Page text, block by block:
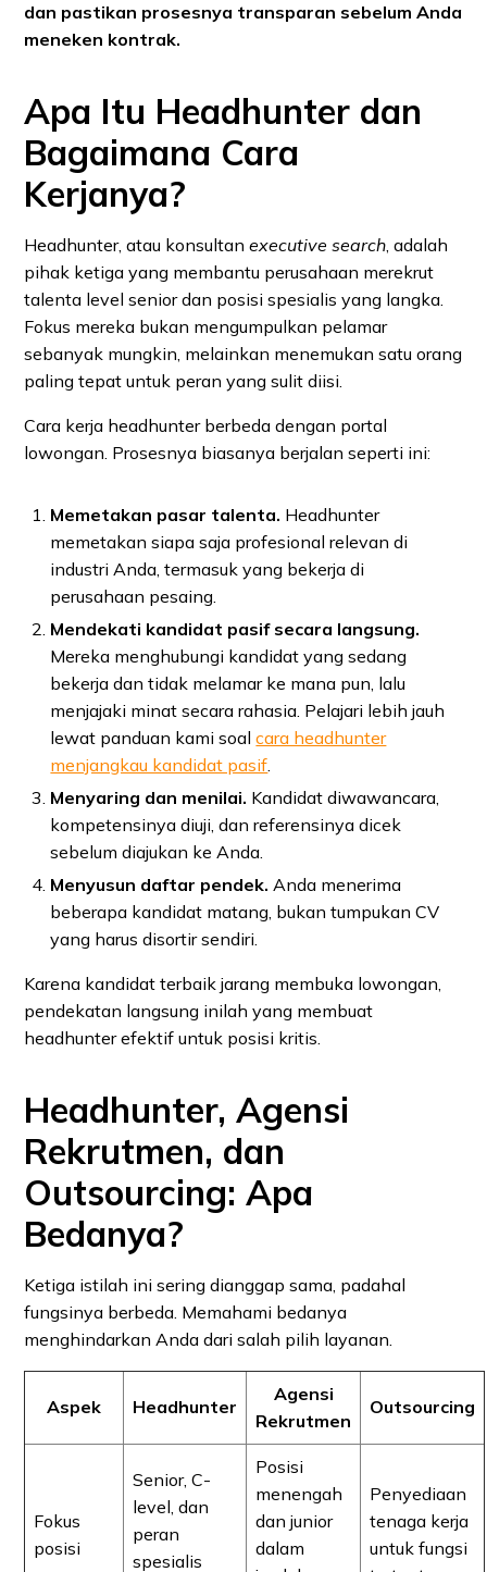
dan pastikan prosesnya transparan sebelum Anda
meneken kontrak.
Apa Itu Headhunter dan
Bagaimana Cara
Kerjanya?
Headhunter, atau konsultanexecutive search , adalah
pihak ketiga yang membantu perusahaan merekrut
talenta level senior dan posisi spesialis yang langka.
Fokus mereka bukan mengumpulkan pelamar
sebanyak mungkin, melainkan menemukan satu orang
paling tepat untuk peran yang sulit diisi.
Cara kerja headhunter berbeda dengan portal
lowongan. Prosesnya biasanya berjalan seperti ini:
Memetakan pasar talenta. Headhunter
memetakan siapa saja profesional relevan di
industri Anda, termasuk yang bekerja di
perusahaan pesaing.
Mendekati kandidat pasif secara langsung.
Mereka menghubungi kandidat yang sedang
bekerja dan tidak melamar ke mana pun, lalu
menjajaki minat secara rahasia. Pelajari lebih jauh
lewat panduan kami soalcara headhunter
menjangkau kandidat pasif
Menyaring dan menilai. Kandidat diwawancara,
kompetensinya diuji, dan referensinya dicek
sebelum diajukan ke Anda.
Menyusun daftar pendek. Anda menerima
beberapa kandidat matang, bukan tumpukan CV
yang harus disortir sendiri.
Karena kandidat terbaik jarang membuka lowongan,
pendekatan langsung inilah yang membuat
headhunter efektif untuk posisi kritis.
Headhunter, Agensi
Rekrutmen, dan
Outsourcing: Apa
Bedanya?
Ketiga istilah ini sering dianggap sama, padahal
fungsinya berbeda. Memahami bedanya
menghindarkan Anda dari salah pilih layanan.
Aspek Headhunter
Agensi
Rekrutmen
Outsourcing
Fokus
posisi
Senior, C-
level, dan
peran
spesialis
Posisi
menengah
dan junior
dalam
Penyediaan
tenaga kerja
untuk fungsi